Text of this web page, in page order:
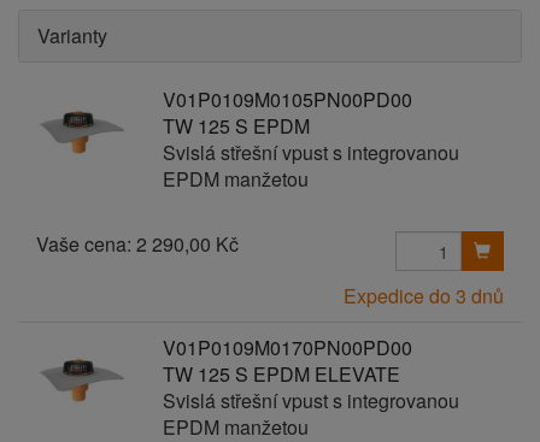
Varianty
V01P0109M0105PN00PD00
TW 125 S EPDM
Svislá střešní vpust s integrovanou
EPDM manžetou
Vaše cena: 2 290,00 Kč
Expedice do 3 dnů
V01P0109M0170PN00PD00
TW 125 S EPDM ELEVATE
Svislá střešní vpust s integrovanou
EPDM manžetou